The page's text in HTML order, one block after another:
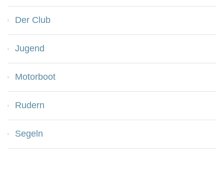
Der Club
Jugend
Motorboot
Rudern
Segeln